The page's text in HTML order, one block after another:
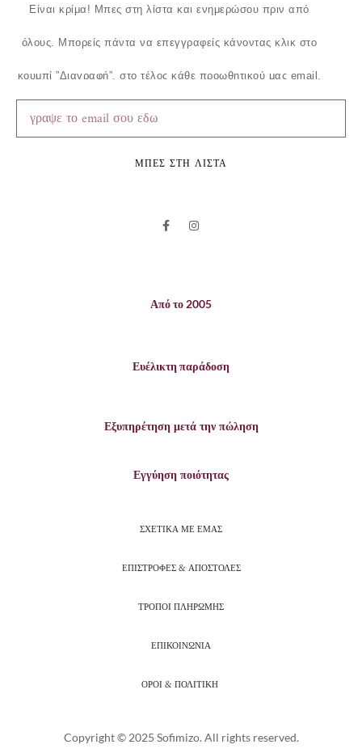
Είναι κρίμα! Μπες στη λίστα και ενημερώσου πριν από
όλους. Μπορείς πάντα να επεγγραφείς κάνοντας κλικ στο
κουμπί ”Διαγραφή”, στο τέλος κάθε προωθητικού μας email.
ΜΠΕΣ ΣΤΗ ΛΙΣΤΑ
Από το 2005
Ευέλικτη παράδοση
Εξυπηρέτηση μετά την πώληση
Εγγύηση ποιότητας
ΣΧΕΤΙΚΑ ΜΕ ΕΜΑΣ
ΕΠΙΣΤΡΟΦΕΣ & ΑΠΟΣΤΟΛΕΣ
ΤΡΟΠΟΙ ΠΛΗΡΩΜΗΣ
ΕΠΙΚΟΙΝΩΝΙΑ
ΟΡΟΙ & ΠΟΛΙΤΙΚΗ
Copyright © 2025 Sofimizo. All rights reserved.